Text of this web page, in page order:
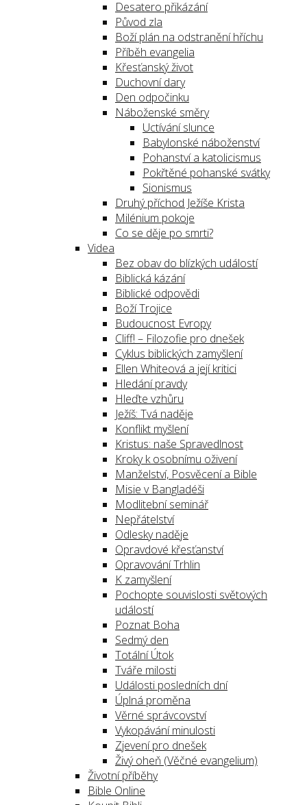
Desatero přikázání
Původ zla
Boží plán na odstranění hříchu
Příběh evangelia
Křesťanský život
Duchovní dary
Den odpočinku
Náboženské směry
Uctívání slunce
Babylonské náboženství
Pohanství a katolicismus
Pokřtěné pohanské svátky
Sionismus
Druhý příchod Ježíše Krista
Milénium pokoje
Co se děje po smrti?
Videa
Bez obav do blízkých událostí
Biblická kázání
Biblické odpovědi
Boží Trojice
Budoucnost Evropy
Cliff! – Filozofie pro dnešek
Cyklus biblických zamyšlení
Ellen Whiteová a její kritici
Hledání pravdy
Hleďte vzhůru
Ježíš: Tvá naděje
Konflikt myšlení
Kristus: naše Spravedlnost
Kroky k osobnímu oživení
Manželství, Posvěcení a Bible
Misie v Bangladéši
Modlitební seminář
Nepřátelství
Odlesky naděje
Opravdové křesťanství
Opravování Trhlin
K zamyšlení
Pochopte souvislosti světových
událostí
Poznat Boha
Sedmý den
Totální Útok
Tváře milosti
Události posledních dní
Úplná proměna
Věrné správcovství
Vykopávání minulosti
Zjevení pro dnešek
Živý oheň (Věčné evangelium)
Životní příběhy
Bible Online